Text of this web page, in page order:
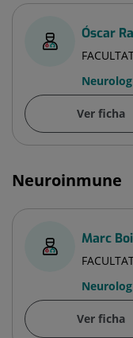
Óscar
Ver ficha
Neuroinmune
Marc
Ver ficha